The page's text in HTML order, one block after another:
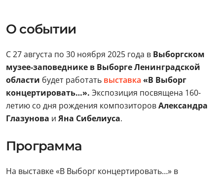
О событии
С 27 августа по 30 ноября 2025 года в Выборгском
музее-заповеднике в Выборге Ленинградской
области будет работать выставка «В Выборг
концертировать…». Экспозиция посвящена 160-
летию со дня рождения композиторовАлександра
Глазунова и Яна Сибелиуса.
Программа
На выставке «В Выборг концертировать…» в